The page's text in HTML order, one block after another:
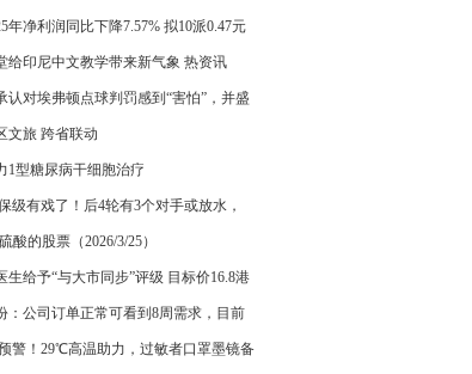
年净利润同比下降7.57% 拟10派0.47元
给印尼中文教学带来新气象 热资讯
认对埃弗顿点球判罚感到“害怕”，并盛
遗产
文旅 跨省联动
1型糖尿病干细胞治疗
级有戏了！后4轮有3个对手或放水，
酸的股票（2026/3/25）
生给予“与大市同步”评级 目标价16.8港
：公司订单正常可看到8周需求，目前
警！29℃高温助力，过敏者口罩墨镜备